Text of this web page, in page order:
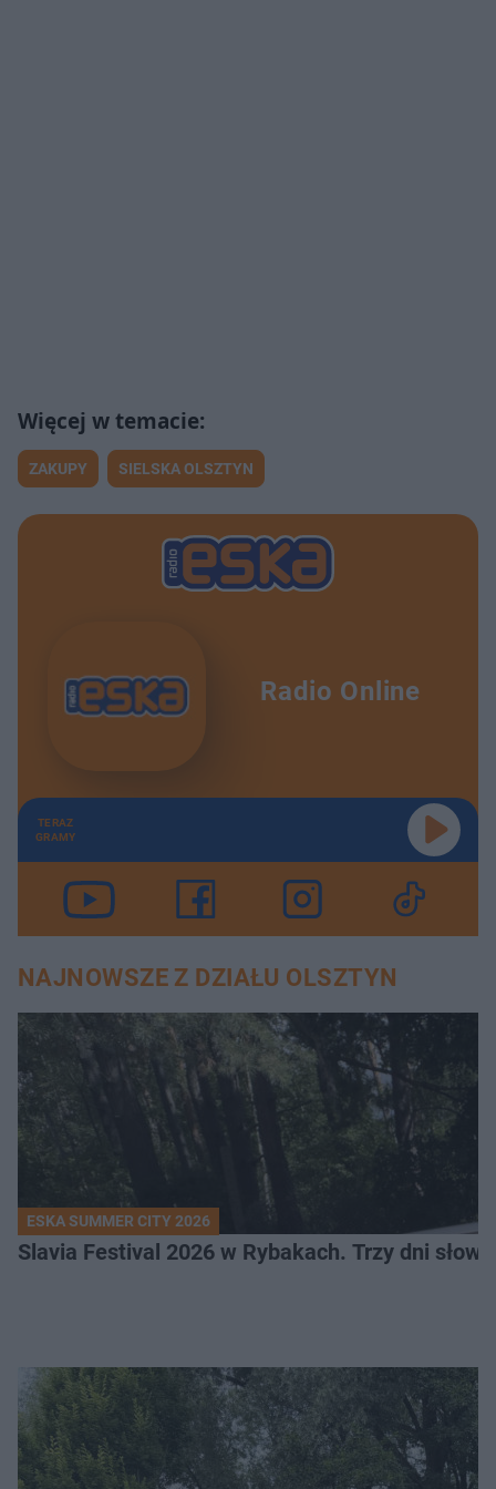
ZAKUPY SIELSKA OLSZTYN
Radio Online
TERAZ
GRAMY
NAJNOWSZE Z DZIAŁU OLSZTYN
ESKA SUMMER CITY 2026
Slavia Festival 2026 w Rybakach. Trzy dni